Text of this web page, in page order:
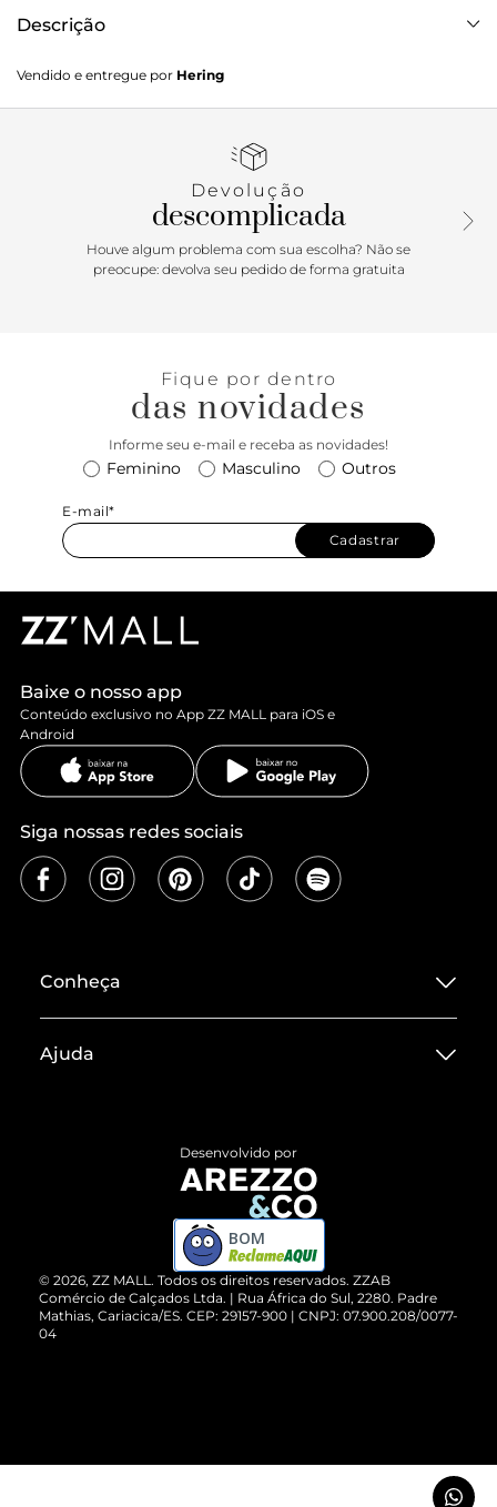
Descrição
confeccionada em tricô. Possui decote V e mangas curtas.
Ideal para um visual moderno e confortável. Detalhes da
Vendido e entregue por Hering
Devolução
descomplicada
Houve algum problema com sua escolha? Não se
preocupe: devolva seu pedido de forma gratuita
Fique por dentro
das novidades
Informe seu e-mail e receba as novidades!
Feminino Masculino Outros
E-mail*
Cadastrar
Baixe o nosso app
Conteúdo exclusivo no App ZZ MALL para iOS e
Android
Siga nossas redes sociais
Conheça
Termos de Uso
ZZ MALL é confiável
Cartão Presente
Vendas Corporativas
Ajuda
Devolução do Produto
Compre pelo WhatsApp
© 2026, ZZ MALL. Todos os direitos reservados. ZZAB
Comércio de Calçados Ltda. | Rua África do Sul, 2280. Padre
Mathias, Cariacica/ES. CEP: 29157-900 | CNPJ: 07.900.208/0077-
04
Desenvolvido por
BOM